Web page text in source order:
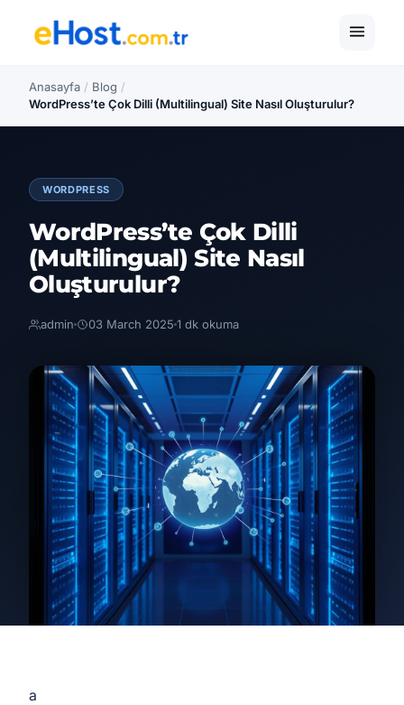
Anasayfa / Blog /
WordPress’te Çok Dilli (Multilingual) Site Nasıl Oluşturulur?
WORDPRESS
WordPress’te Çok Dilli
(Multilingual) Site Nasıl
Oluşturulur?
admin 03 March 2025 1 dk okuma
a